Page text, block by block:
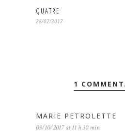
QUATRE
28/02/2017
1
MARIE PETROLETTE
03/10/2017 at 11 h 30 min